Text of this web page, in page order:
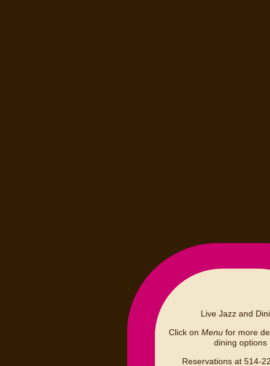
Live Jazz and
Click on Menufor more
dining options
Reservations at 514-